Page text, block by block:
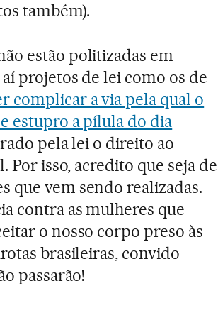
também).
estão politizadas em
projetos de lei como os de
complicar a via pela qual o
estupro a pílula do dia
pela lei o direito ao
Por isso, acredito que seja de
que vem sendo realizadas.
contra as mulheres que
o nosso corpo preso às
brasileiras, convido
passarão!